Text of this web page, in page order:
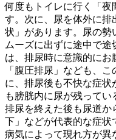
何度もトイレに行く「夜
す。次に、
尿を体外に排
状」 があります。尿の勢
ムーズに出ずに途中で
は、排尿時に意識的にお
「腹圧排尿」なども、
に、 排尿後も不快な症状
も膀胱内に尿が残ってい
排尿を終えた後も尿道か
下」などが代表的な症状
病気によって現れ方が異